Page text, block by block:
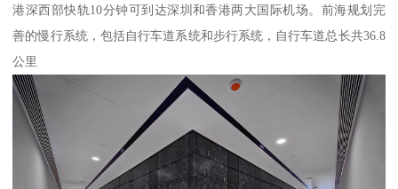
港深西部快轨10分钟可到达深圳和香港两大国际机场。前海规划完
善的慢行系统，包括自行车道系统和步行系统，自行车道总长共36.8
公里